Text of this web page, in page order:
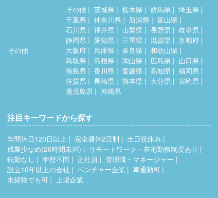
その他
その他 茨城県 栃木県 群馬県
埼玉県
千葉県
神奈川県 新潟県
富山県
石川県
福井県 山梨県 長野県
岐阜県
静岡県
愛知県 三重県 滋賀県
京都府
大阪府
兵庫県 奈良県
和歌山県
鳥取県
島根県 岡山県 広島県
山口県
徳島県
香川県 愛媛県 高知県
福岡県
佐賀県
長崎県 熊本県 大分県
宮崎県
鹿児島県
沖縄県
注目キーワードから探す
年間休日120日以上 完全週休2日制
土日祝休み
残業少なめ(20時間未満)
リモートワーク・在宅勤務制度あり
転勤なし
学歴不問 正社員
管理職・マネージャー
設立10年以上の会社
ベンチャー企業
車通勤可
未経験でも可
上場企業